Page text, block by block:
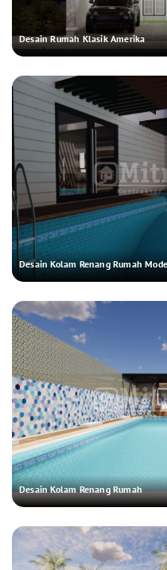
Desain Rumah Klasik Amerika
Desain Kolam Renang Rumah
Desain Kolam Renang Rumah